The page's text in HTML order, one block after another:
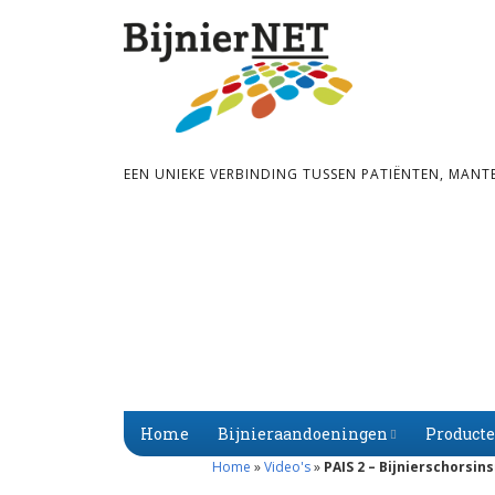
EEN UNIEKE VERBINDING TUSSEN PATIËNTEN,
Home Bijnieraandoeningen
Home »Video's» PAIS 2 –